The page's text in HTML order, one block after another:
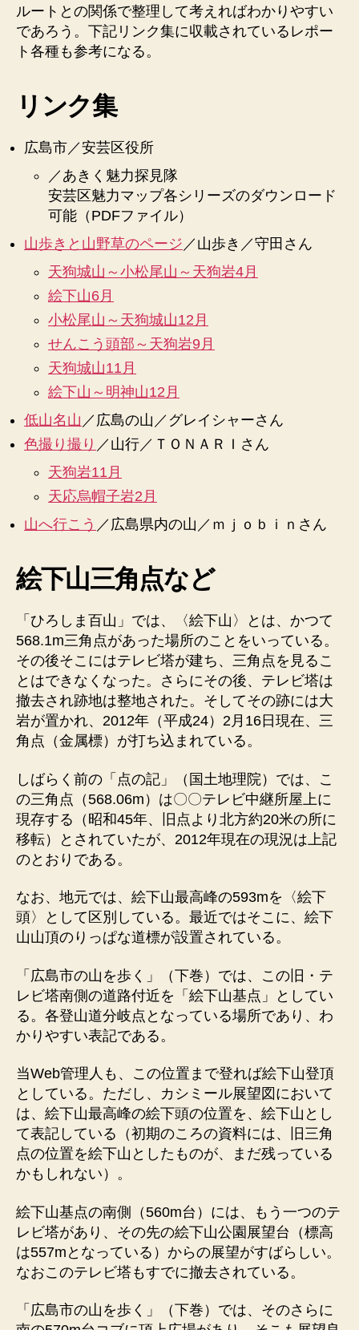
ルートとの関係で整理して考えればわかりやすい
であろう。下記リンク集に収載されているレポー
ト各種も参考になる。
リンク集
広島市／安芸区役所
／あきく魅力探見隊
安芸区魅力マップ各シリーズのダウンロード
可能（PDFファイル）
山歩きと山野草のページ ／山歩き／守田さん
天狗城山～小松尾山～天狗岩4月
絵下山6月
小松尾山～天狗城山12月
せんこう頭部～天狗岩9月
天狗城山11月
絵下山～明神山12月
低山名山 ／広島の山／グレイシャーさん
色撮り撮り ／山行／ＴＯＮＡＲＩさん
天狗岩11月
天応烏帽子岩2月
山へ行こう ／広島県内の山／ｍｊｏｂｉｎさん
絵下山三角点など
「ひろしま百山」では、〈絵下山〉とは、かつて
568.1m三角点があった場所のことをいっている。
その後そこにはテレビ塔が建ち、三角点を見るこ
とはできなくなった。さらにその後、テレビ塔は
撤去され跡地は整地された。そしてその跡には大
岩が置かれ、2012年（平成24）2月16日現在、三
角点（金属標）が打ち込まれている。
しばらく前の「点の記」（国土地理院）では、こ
の三角点（568.06m）は〇〇テレビ中継所屋上に
現存する（昭和45年、旧点より北方約20米の所に
移転）とされていたが、2012年現在の現況は上記
のとおりである。
なお、地元では、絵下山最高峰の593mを〈絵下
頭〉として区別している。最近ではそこに、絵下
山山頂のりっぱな道標が設置されている。
「広島市の山を歩く」（下巻）では、この旧・テ
レビ塔南側の道路付近を「絵下山基点」としてい
る。各登山道分岐点となっている場所であり、わ
かりやすい表記である。
当Web管理人も、この位置まで登れば絵下山登頂
としている。ただし、カシミール展望図において
は、絵下山最高峰の絵下頭の位置を、絵下山とし
て表記している（初期のころの資料には、旧三角
点の位置を絵下山としたものが、まだ残っている
かもしれない）。
絵下山基点の南側（560m台）には、もう一つのテ
レビ塔があり、その先の絵下山公園展望台（標高
は557mとなっている）からの展望がすばらしい。
なおこのテレビ塔もすでに撤去されている。
「広島市の山を歩く」（下巻）では、そのさらに